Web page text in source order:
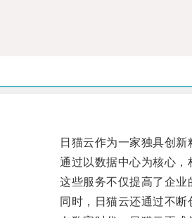
日猫云作为一家独具创新精
通过以数据中心为核心，构
这些服务不仅提高了企业的
同时，日猫云还通过不断创